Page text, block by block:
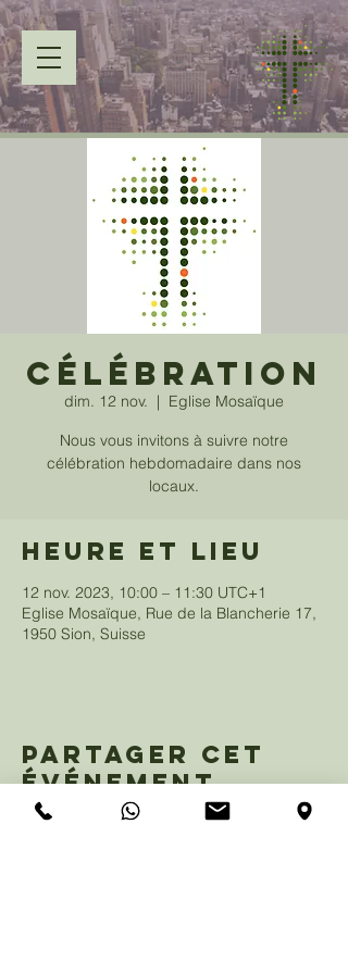
Célébration
dim. 12 nov.
  |
Eglise Mosaïque
Nous vous invitons à suivre notre
célébration hebdomadaire dans nos
locaux.
Heure et lieu
12 nov. 2023, 10:00 – 11:30 UTC+1
Eglise Mosaïque, Rue de la Blancherie 17,
1950 Sion, Suisse
Partager cet
événement